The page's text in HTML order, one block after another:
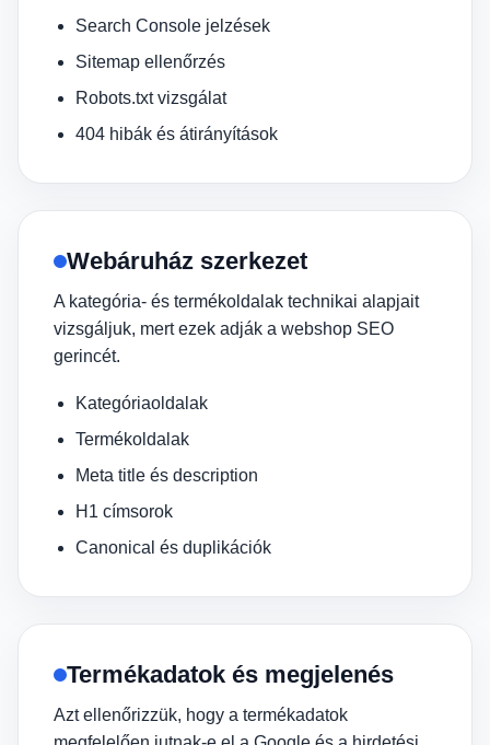
Search Console jelzések
Sitemap ellenőrzés
Robots.txt vizsgálat
404 hibák és átirányítások
Webáruház szerkezet
A kategória- és termékoldalak technikai alapjait
vizsgáljuk, mert ezek adják a webshop SEO
gerincét.
Kategóriaoldalak
Termékoldalak
Meta title és description
H1 címsorok
Canonical és duplikációk
Termékadatok és megjelenés
Azt ellenőrizzük, hogy a termékadatok